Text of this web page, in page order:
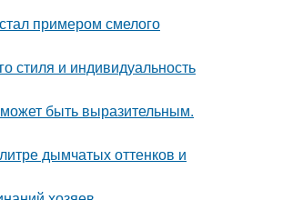
примером смелого
стиля и индивидуальность
быть выразительным.
дымчатых оттенков и